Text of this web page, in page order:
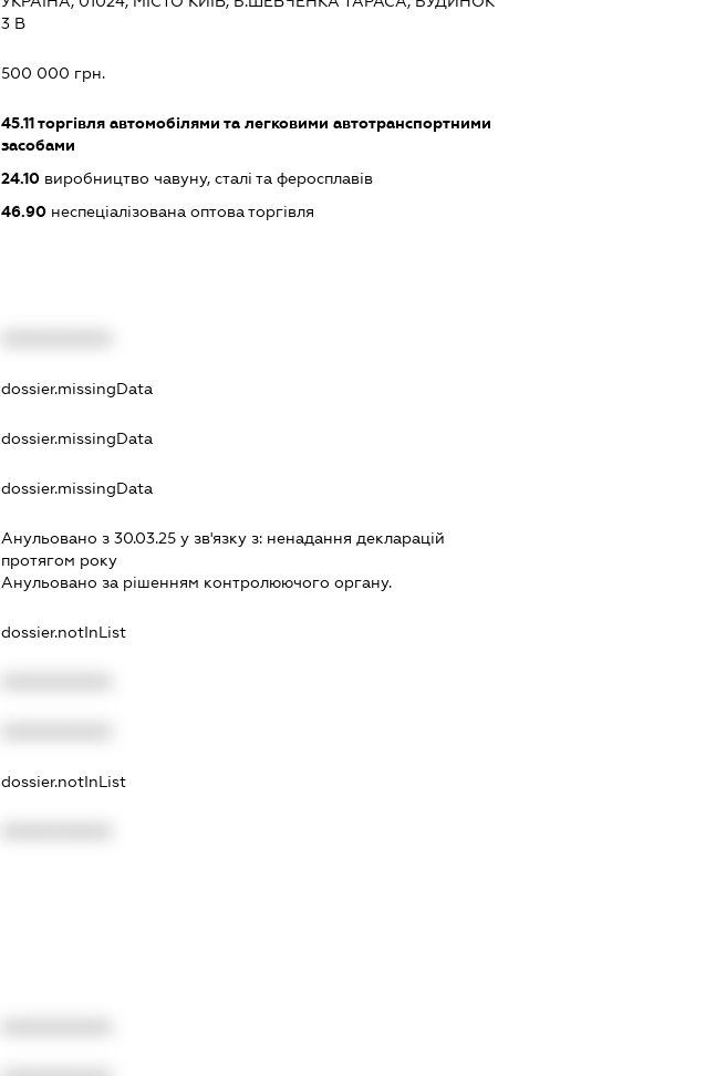
3 В
500 000 грн.
45.11торгівля автомобілями та легковими автотранспортними
засобами
24.10виробництво чавуну, сталі та феросплавів
46.90неспеціалізована оптова торгівля
dossier.missingData
dossier.missingData
dossier.missingData
Анульовано з 30.03.25 у зв'язку з: ненадання декларацiй
протягом року
Анульовано за рiшенням контролюючого органу.
dossier.notInList
dossier.notInList